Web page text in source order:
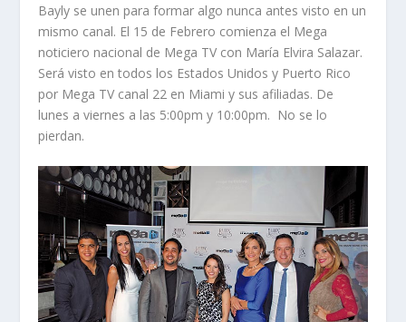
Bayly se unen para formar algo nunca antes visto en un
mismo canal. El 15 de Febrero comienza el Mega
noticiero nacional de Mega TV con María Elvira Salazar.
Será visto en todos los Estados Unidos y Puerto Rico
por Mega TV canal 22 en Miami y sus afiliadas. De
lunes a viernes a las 5:00pm y 10:00pm. No se lo
pierdan.